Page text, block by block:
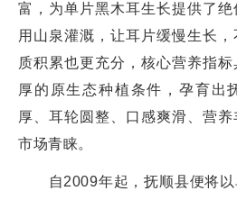
富，为单片黑木耳生长提供了
用山泉灌溉，让耳片缓慢生长
质积累也更充分，核心营养指
厚的原生态种植条件，孕育出
厚、耳轮圆整、口感爽滑、营
市场青睐。
自2009年起，抚顺县便将以